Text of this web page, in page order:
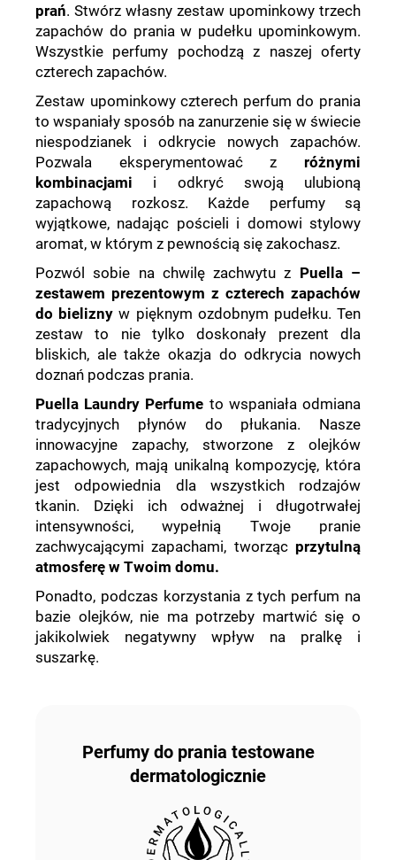
prań. Stwórz własny zestaw upominkowy trzech
zapachów do prania w pudełku upominkowym.
Wszystkie perfumy pochodzą z naszej oferty
czterech zapachów.
Zestaw upominkowy czterech perfum do prania
to wspaniały sposób na zanurzenie się w świecie
niespodzianek i odkrycie nowych zapachów.
Pozwala eksperymentować z różnymi
kombinacjami i odkryć swoją ulubioną
zapachową rozkosz. Każde perfumy są
wyjątkowe, nadając pościeli i domowi stylowy
aromat, w którym z pewnością się zakochasz.
Pozwól sobie na chwilę zachwytu z Puella –
zestawem prezentowym z czterech zapachów
do bielizny w pięknym ozdobnym pudełku. Ten
zestaw to nie tylko doskonały prezent dla
bliskich, ale także okazja do odkrycia nowych
doznań podczas prania.
Puella Laundry Perfume to wspaniała odmiana
tradycyjnych płynów do płukania. Nasze
innowacyjne zapachy, stworzone z olejków
zapachowych, mają unikalną kompozycję, która
jest odpowiednia dla wszystkich rodzajów
tkanin. Dzięki ich odważnej i długotrwałej
intensywności, wypełnią Twoje pranie
zachwycającymi zapachami, tworzącprzytulną
atmosferę w Twoim domu.
Ponadto, podczas korzystania z tych perfum na
bazie olejków, nie ma potrzeby martwić się o
jakikolwiek negatywny wpływ na pralkę i
suszarkę.
Perfumy do prania testowane
dermatologicznie